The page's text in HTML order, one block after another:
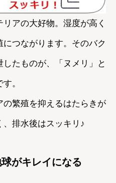
アの大好物。湿度が高く
つながります。そのバク
たものが、「ヌメリ」と
。
の繁殖を抑えるはたらきが
排水後はスッキリ♪
がキレイになる